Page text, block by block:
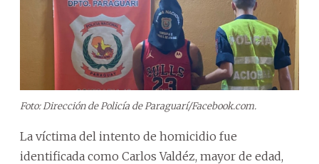
Foto: Dirección de Policía de Paraguarí/Facebook.com.
La víctima del intento de homicidio fue
identificada como Carlos Valdéz, mayor de edad,